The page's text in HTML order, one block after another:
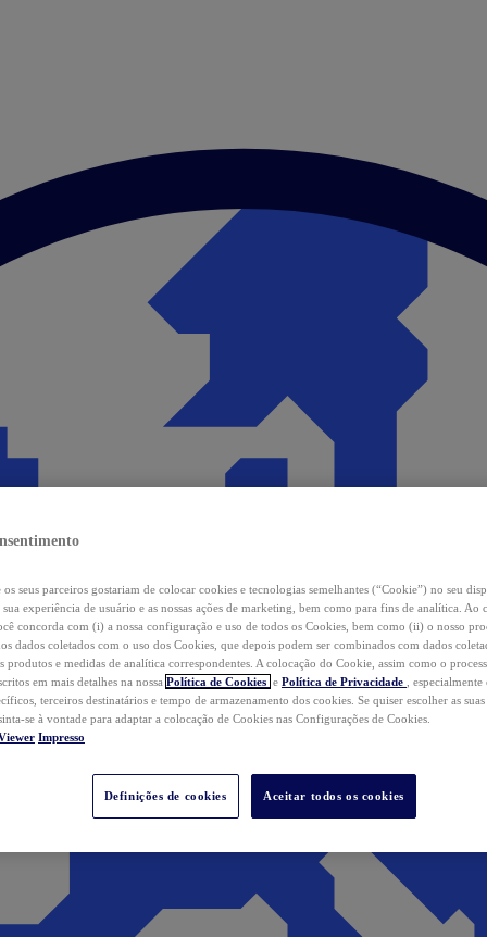
os seus parceiros gostariam de colocar cookies e tecnologias semelhantes (“Cookie”) no seu
experiência de usuário e as nossas ações de marketing, bem como para fins de analítica. Ao
concorda com (i) a nossa configuração e uso de todos os Cookies, bem como (ii) o nosso
dados coletados com o uso dos Cookies, que depois podem ser combinados com dados
produtos e medidas de analítica correspondentes. A colocação do Cookie, assim como o
em mais detalhes na nossa Política de Cookies e Política de Privacidade
,
terceiros destinatários e tempo de armazenamento dos cookies. Se quiser escolher as
se à vontade para adaptar a colocação de Cookies nas Configurações de Cookies.
Impresso
Definições de cookies Aceitar todos os cookies